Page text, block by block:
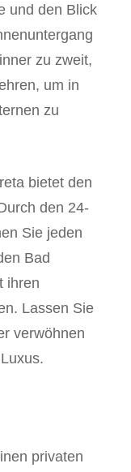
und den Blick
zu zweit,
um in
zu
bietet den
den 24-
Sie jeden
Bad
ihren
Lassen Sie
verwöhnen
privaten